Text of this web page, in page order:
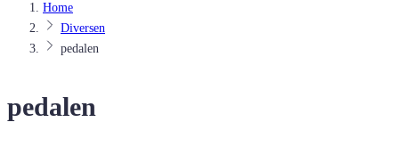
Home
Diversen
pedalen
pedalen